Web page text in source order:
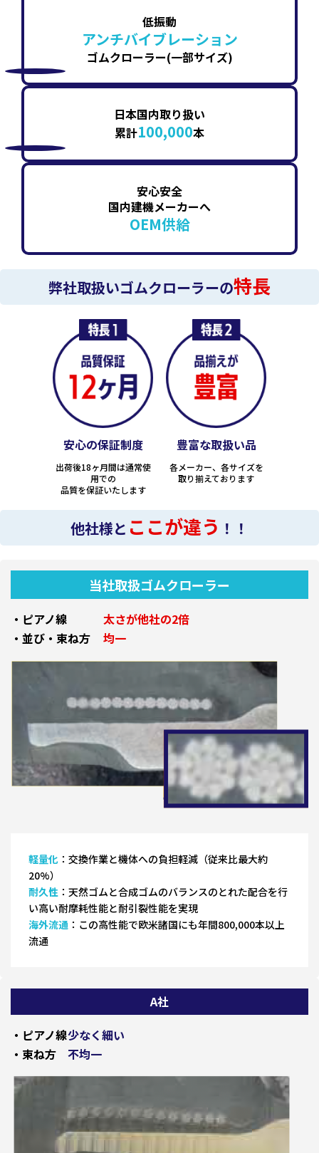
低振動
アンチバイブレーション
ゴムクローラー(一部サイズ)
日本国内取り扱い
累計100,000本
安心安全
国内建機メーカーへ
OEM供給
弊社取扱いゴムクローラーの特長
安心の保証制度
出荷後18ヶ月間は通常使
用での
品質を保証いたします
豊富な取扱い品
各メーカー、各サイズを
取り揃えております
他社様と ここが違う ！！
当社取扱ゴムクローラー
・ピアノ線
太さが他社の2倍
・並び・束ね方
均一
軽量化 ：交換作業と機体への負担軽減（従来比最大約
20%）
耐久性 ：天然ゴムと合成ゴムのバランスのとれた配合を行
い高い耐摩耗性能と耐引裂性能を実現
海外流通 ：この高性能で欧米諸国にも年間800,000本以上
流通
A社
・ピアノ線少なく細い
・束ね方
不均一